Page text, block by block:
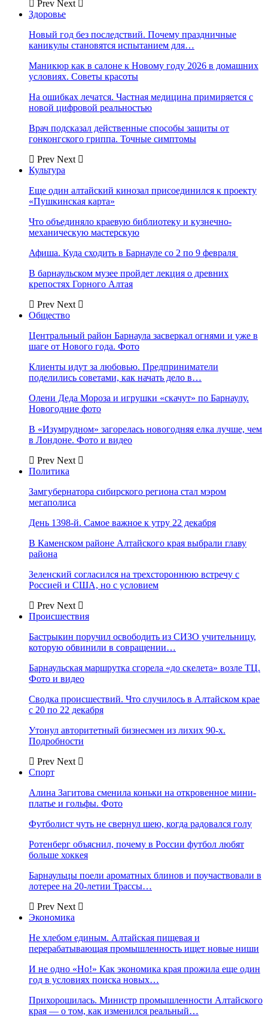
Prev Next
Здоровье
Новый год без последствий. Почему праздничные
каникулы становятся испытанием для…
Маникюр как в салоне к Новому году 2026 в домашних
условиях. Советы красоты
На ошибках лечатся. Частная медицина примиряется с
новой цифровой реальностью
Врач подсказал действенные способы защиты от
гонконгского гриппа. Точные симптомы
Prev Next
Культура
Еще один алтайский кинозал присоединился к проекту
«Пушкинская карта»
Что объединяло краевую библиотеку и кузнечно-
механическую мастерскую
Афиша. Куда сходить в Барнауле со 2 по 9 февраля
В барнаульском музее пройдет лекция о древних
крепостях Горного Алтая
Prev Next
Общество
Центральный район Барнаула засверкал огнями и уже в
шаге от Нового года. Фото
Клиенты идут за любовью. Предприниматели
поделились советами, как начать дело в…
Олени Деда Мороза и игрушки «скачут» по Барнаулу.
Новогодние фото
В «Изумрудном» загорелась новогодняя елка лучше, чем
в Лондоне. Фото и видео
Prev Next
Политика
Замгубернатора сибирского региона стал мэром
мегаполиса
День 1398-й. Самое важное к утру 22 декабря
В Каменском районе Алтайского края выбрали главу
района
Зеленский согласился на трехстороннюю встречу с
Россией и США, но с условием
Prev Next
Происшествия
Бастрыкин поручил освободить из СИЗО учительницу,
которую обвинили в совращении…
Барнаульская маршрутка сгорела «до скелета» возле ТЦ.
Фото и видео
Сводка происшествий. Что случилось в Алтайском крае
с 20 по 22 декабря
Утонул авторитетный бизнесмен из лихих 90-х.
Подробности
Prev Next
Спорт
Алина Загитова сменила коньки на откровенное мини-
платье и гольфы. Фото
Футболист чуть не свернул шею, когда радовался голу
Ротенберг объяснил, почему в России футбол любят
больше хоккея
Барнаульцы поели ароматных блинов и поучаствовали в
лотерее на 20-летии Трассы…
Prev Next
Экономика
Не хлебом единым. Алтайская пищевая и
перерабатывающая промышленность ищет новые ниши
И не одно «Но!» Как экономика края прожила еще один
год в условиях поиска новых…
Прихорошилась. Министр промышленности Алтайского
края — о том, как изменился реальный…